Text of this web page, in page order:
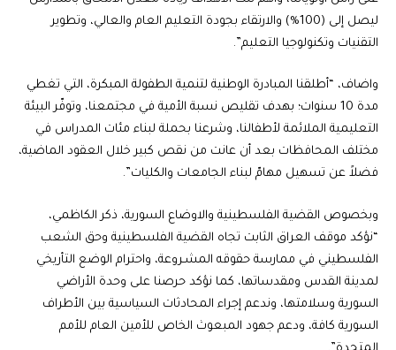
ليصل إلى (100%) والارتقاء بجودة التعليم العام والعالي، وتطوير
التقنيات وتكنولوجيا التعليم”.
واضاف، “أطلقنا المبادرة الوطنية لتنمية الطفولة المبكرة، التي تغطي
مدة 10 سنوات؛ بهدف تقليص نسبة الأمية في مجتمعنا، وتوفّر البيئة
التعليمية الملائمة لأطفالنا، وشرعنا بحملة لبناء مئات المدراس في
مختلف المحافظات بعد أن عانت من نقص كبير خلال العقود الماضية،
فضلاً عن تسهيل مهامّ لبناء الجامعات والكليات”.
وبخصوص القضية الفلسطينية والاوضاع السورية، ذكر الكاظمي،
“نؤكد موقف العراق الثابت تجاه القضية الفلسطينية وحق الشعب
الفلسطيني في ممارسة حقوقه المشـروعة، واحترام الوضع التأريخي
لمدينة القدس ومقدساتها، كما نؤكد حرصنا على وحدة الأراضي
السورية وسلامتها، وندعم إجراء المحادثات السياسية بين الأطراف
السورية كافة، ودعم جهود المبعوث الخاص للأمين العام للأمم